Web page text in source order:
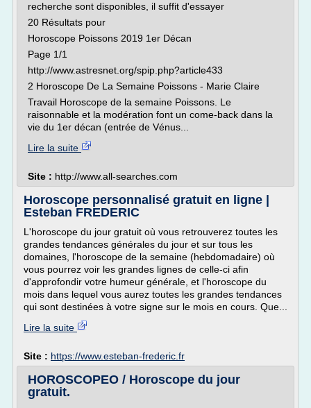
recherche sont disponibles, il suffit d'essayer
20 Résultats pour
Horoscope Poissons 2019 1er Décan
Page 1/1
http://www.astresnet.org/spip.php?article433
2 Horoscope De La Semaine Poissons - Marie Claire
Travail Horoscope de la semaine Poissons. Le
raisonnable et la modération font un come-back dans la
vie du 1er décan (entrée de Vénus...
Lire la suite
Site : http://www.all-searches.com
Horoscope personnalisé gratuit en ligne |
Esteban FREDERIC
L'horoscope du jour gratuit où vous retrouverez toutes les
grandes tendances générales du jour et sur tous les
domaines, l'horoscope de la semaine (hebdomadaire) où
vous pourrez voir les grandes lignes de celle-ci afin
d'approfondir votre humeur générale, et l'horoscope du
mois dans lequel vous aurez toutes les grandes tendances
qui sont destinées à votre signe sur le mois en cours. Que...
Lire la suite
Site : https://www.esteban-frederic.fr
HOROSCOPEO / Horoscope du jour
gratuit.